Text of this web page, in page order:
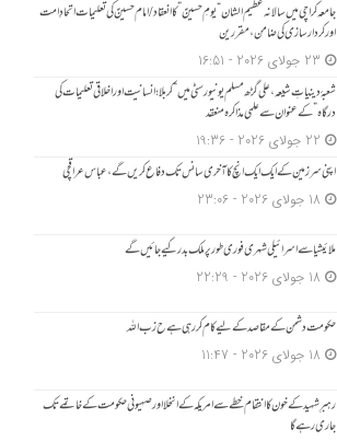
جامعہ کراچی میں سالانہ عظیم الشان “یومِ حسینؑ” کا انعقاد/امام حسینؑ کی تعلیمات اتحادِ امت
اور کردار سازی کی ضامن، مقررین
23 جولای 2026 - 16:51
شعبۂ دینیاتِ شیعہ، علی گڑھ مسلم یونیورسٹی میں “کربلا؛ انسانیت اور اخلاقی تعلیمات کی
درگاہ” کے عنوان سے علمی مذاکرہ منعقد
22 جولای 2026 - 19:36
اپنی سرزمین کے ایک ایک انچ کا آخری سانس تک دفاع کریں گے، عباس عراقچی
18 جولای 2026 - 23:06
ملائیشیا سے اسرائیلی شہری فوری طور پر ملک بدر کیے جائیں گے
18 جولای 2026 - 22:29
حکومت دشمن کے مقاصد کے لیے کام کر رہی ہے ح زب ا للہ
18 جولای 2026 - 11:47
رہبرِ شہید کے خون کا انتقام خطے سے امریکہ کے انخلا اور صہیونی حکومت کے خاتمے تک
جاری رہے گا